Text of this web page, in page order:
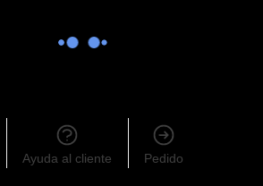
Ayuda al cliente Pedido